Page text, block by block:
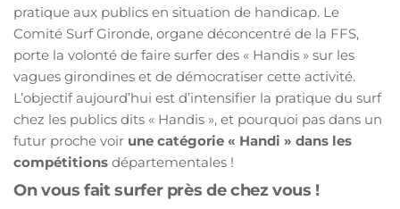
pratique aux publics en situation de handicap. Le
Comité Surf Gironde, organe déconcentré de la FFS,
porte la volonté de faire surfer des « Handis » sur les
vagues girondines et de démocratiser cette activité.
L’objectif aujourd’hui est d’intensifier la pratique du surf
chez les publics dits « Handis », et pourquoi pas dans un
futur proche voir une catégorie « Handi » dans les
compétitions départementales !
On vous fait surfer près de chez vous !